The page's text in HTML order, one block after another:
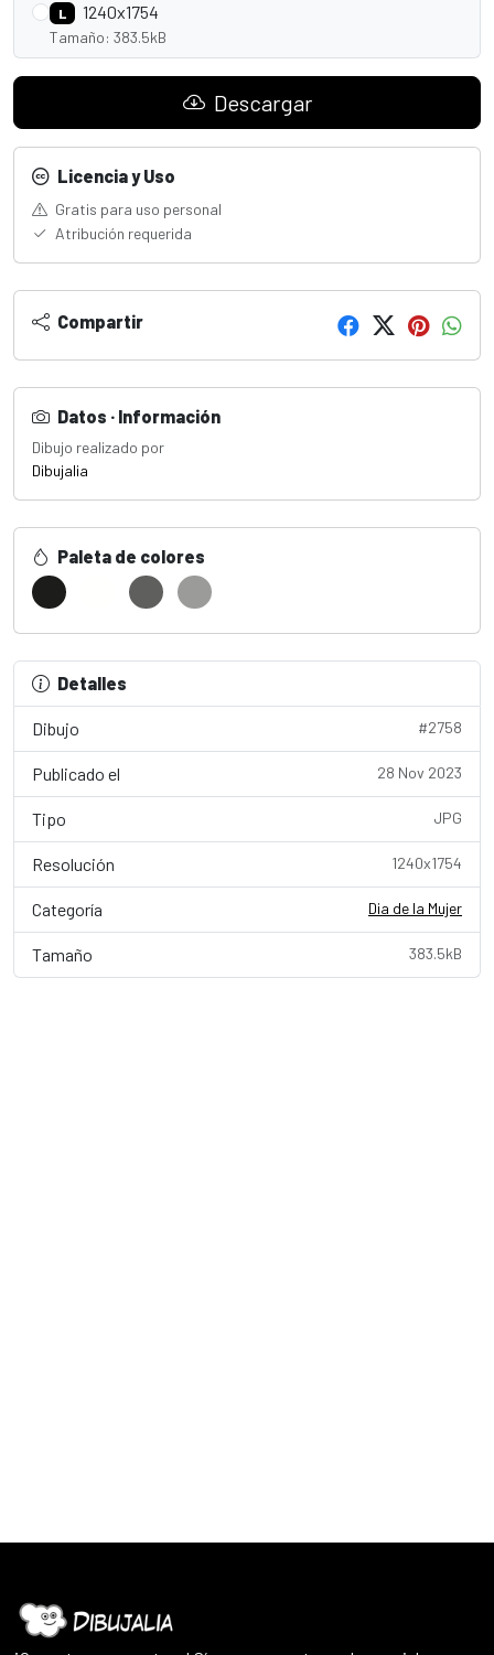
L 1240x1754
Tamaño: 383.5kB
Descargar
Licencia y Uso
Gratis para uso personal
Atribución requerida
Compartir
Datos · Información
Dibujo realizado por
Dibujalia
Paleta de colores
Detalles
Dibujo #2758
Publicado el 28 Nov 2023
Tipo JPG
Resolución 1240x1754
Categoría Dia de la Mujer
Tamaño 383.5kB